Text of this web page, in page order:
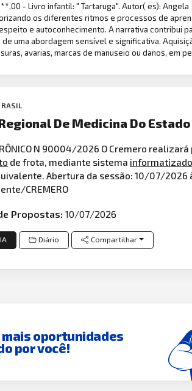
- Livro infantil: " Tartaruga". Autor( es): Angela
os diferentes ritmos e processos de
e autoconhecimento. A narrativa contribui
uma abordagem sensível e significativa.
avarias, marcas de manuseio ou danos,
De Medicina Do
N 90004/2026 O Cremero
de frota, mediante sistema informatizado
Abertura da sessão: 10/07/2026
CREMERO
Propostas:10/07/2026
Diário Compartilhar
mais oportunidades
por você!